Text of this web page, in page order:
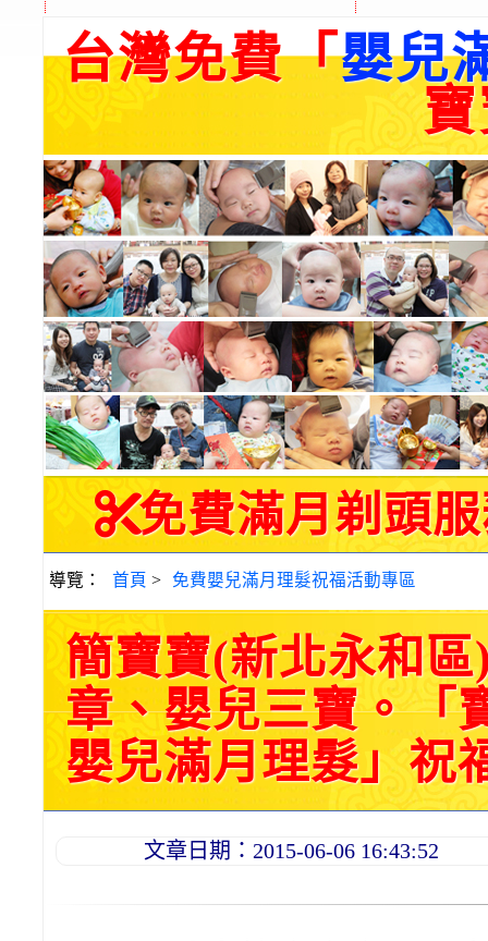
台灣免費「嬰兒
免費滿月剃頭服
導覽： 首頁 > 免費嬰兒滿月理髮祝福活動專區
簡寶寶(新北永和
章、嬰兒三寶。「
嬰兒滿月理髮」祝
文章日期：2015-06-06 16:43:52